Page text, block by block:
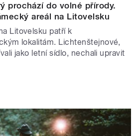
prochází do volné přírody.
areál na Litovelsku
Litovelsku patří k
lokalitám. Lichtenštejnové,
jako letní sídlo, nechali upravit